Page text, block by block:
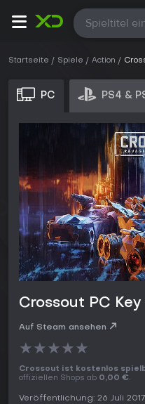
Alle
Startseite Spiele Action
PC PS4 &
Crossout PC
Auf Steam ansehen
★★★★★
Crossout ist kostenlos
offiziellen Shops ab 0,00 €.
Veröffentlichung: 26 Juli 2017